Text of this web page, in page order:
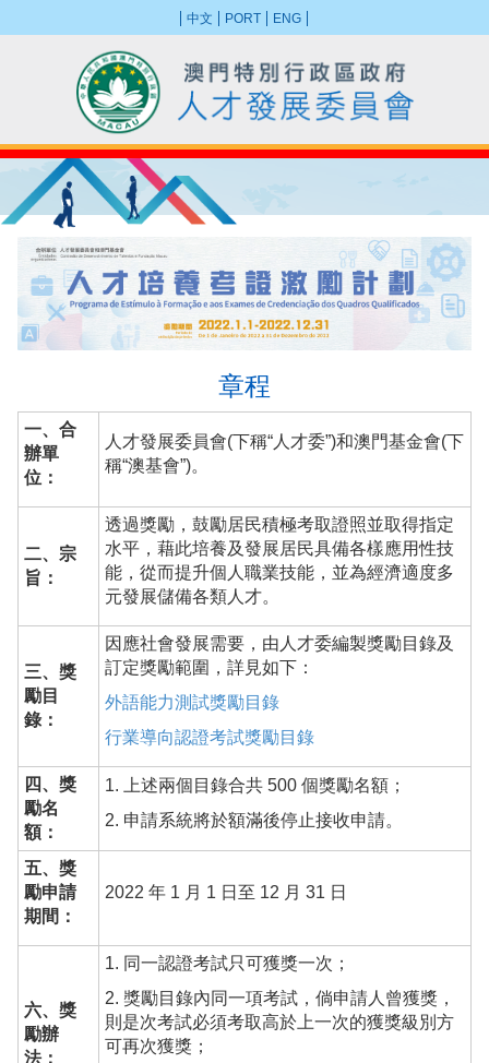
中文 PORT ENG
章程
一、合
辦單
位：
人才發展委員會(下稱“人才委”)和澳門基金會(下
稱“澳基會”)。
二、宗
旨：
透過獎勵，鼓勵居民積極考取證照並取得指定
水平，藉此培養及發展居民具備各樣應用性技
能，從而提升個人職業技能，並為經濟適度多
元發展儲備各類人才。
三、獎
勵目
錄：
因應社會發展需要，由人才委編製獎勵目錄及
訂定獎勵範圍，詳見如下：
外語能力測試獎勵目錄
行業導向認證考試獎勵目錄
四、獎
勵名
額：
1. 上述兩個目錄合共 500 個獎勵名額；
2. 申請系統將於額滿後停止接收申請。
五、獎
勵申請
期間：
2022 年 1 月 1 日至 12 月 31 日
六、獎
勵辦
法：
1. 同一認證考試只可獲獎一次；
2. 獎勵目錄內同一項考試，倘申請人曾獲獎，
則是次考試必須考取高於上一次的獲獎級別方
可再次獲獎；